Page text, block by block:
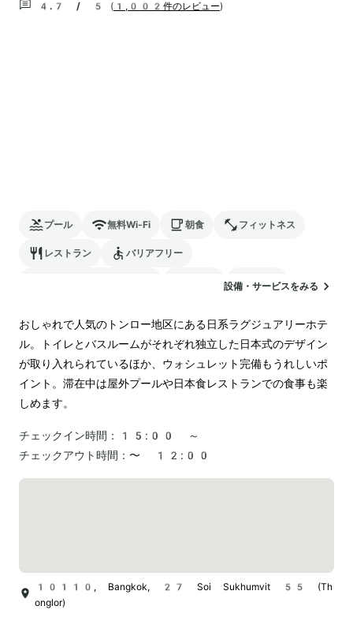
4.7 / 5 ( 1,002件のレビュー)
プール 無料Wi-Fi 朝食 フィットネス
レストラン バリアフリー
駐車場
設備・サービスをみる
おしゃれで人気のトンロー地区にある日系ラグジュアリーホテ
ル。トイレとバスルームがそれぞれ独立した日本式のデザイン
が取り入れられているほか、ウォシュレット完備もうれしいポ
イント。滞在中は屋外プールや日本食レストランでの食事も楽
しめます。
チェックイン時間：
15:00 ～
チェックアウト時間： 〜 12:00
10110, Bangkok, 27 Soi Sukhumvit 55 (Th
onglor)